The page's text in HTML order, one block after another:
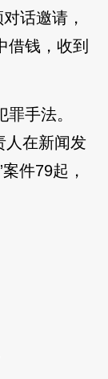
话邀请，
借钱，收到
手法。
人在新闻发
件79起，